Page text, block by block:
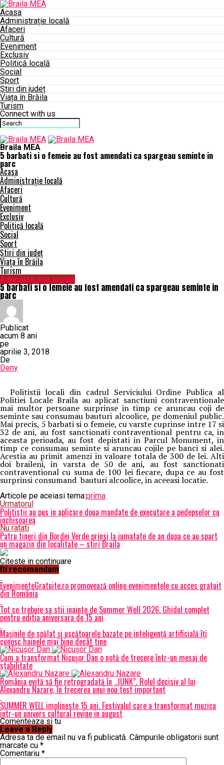
Acasa
Administrație locală
Afaceri
Cultură
Eveniment
Exclusiv
Politică locală
Social
Sport
Știri din județ
Viața în Brăila
Turism
Connect with us
Braila MEA
5 barbati si o femeie au fost amendati ca spargeau seminte in
parc
Acasa
Administrație locală
Afaceri
Cultură
Eveniment
Exclusiv
Politică locală
Social
Sport
Știri din județ
Viața în Brăila
Turism
Administrație locală
5 barbati si o femeie au fost amendati ca spargeau seminte in
parc
Publicat
acum 8 ani
pe
aprilie 3, 2018
De
Deny
Politistii locali din cadrul Serviciului Ordine Publica al
Politiei Locale Braila au aplicat sanctiuni contraventionale
mai multor persoane surprinse in timp ce aruncau coji de
seminte sau consumau bauturi alcoolice, pe domeniul public.
Mai precis, 5 barbati si o femeie, cu varste cuprinse intre 17 si
32 de ani, au fost sanctionati contraventional pentru ca, in
aceasta perioada, au fost depistati in Parcul Monument, in
timp ce consumau seminte si aruncau cojile pe banci si alei.
Acestia au primit amenzi in valoare totala de 300 de lei. Alti
doi braileni, in varsta de 50 de ani, au fost sanctionati
contraventional cu suma de 100 lei fiecare, dupa ce au fost
surprinsi consumand bauturi alcoolice, in aceeasi locatie.
Articole pe aceiasi tema:prima
Urmatorul
Politistii au pus in aplicare doua mandate de executare a pedepselor cu
inchisoarea
Nu ratati
Patru tineri din Bordei Verde prinsi la jumatate de an dupa ce au spart
un magazin din localitate – stiri Braila
Citeste in continuare
Iti recomandam
EvenimenteGratuite.ro promovează online evenimentele cu acces gratuit
din România
Tot ce trebuie sa stii inainte de Summer Well 2026. Ghidul complet
pentru editia aniversara de 15 ani
Mașinile de spălat și uscătoarele bazate pe inteligență artificială îți
cunosc hainele mai bine decât tine
Cum a transformat Nicușor Dan o notă de trecere într-un mesaj de
stabilitate
România evită să fie retrogradată în „JUNK”. Rolul decisiv al lui
Alexandru Nazare, în trecerea unui nou test important
SUMMER WELL implineste 15 ani. Festivalul care a transformat muzica
intr-un univers cultural revine in august
Comenteaza si tu
Leave a Reply
Adresa ta de email nu va fi publicată. Câmpurile obligatorii sunt
marcate cu *
Comentariu *